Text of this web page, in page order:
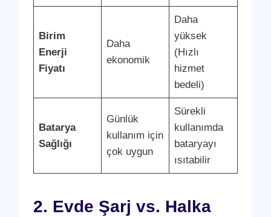
Birim
Enerji
Fiyatı
Daha
ekonomik
Daha
yüksek
(Hızlı
hizmet
bedeli)
Batarya
Sağlığı
Günlük
kullanım için
çok uygun
Sürekli
kullanımda
bataryayı
ısıtabilir
2. Evde Şarj vs. Halka